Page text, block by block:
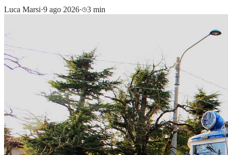
Luca Marsi·9 ago 2026· 3 min